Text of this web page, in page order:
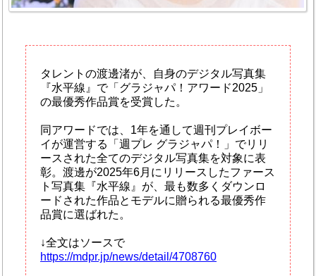
タレントの渡邊渚が、自身のデジタル写真集
『水平線』で「グラジャパ！アワード2025」
の最優秀作品賞を受賞した。
同アワードでは、1年を通して週刊プレイボー
イが運営する「週プレ グラジャパ！」でリリ
ースされた全てのデジタル写真集を対象に表
彰。渡邊が2025年6月にリリースしたファース
ト写真集『水平線』が、最も数多くダウンロ
ードされた作品とモデルに贈られる最優秀作
品賞に選ばれた。
↓全文はソースで
https://mdpr.jp/news/detail/4708760